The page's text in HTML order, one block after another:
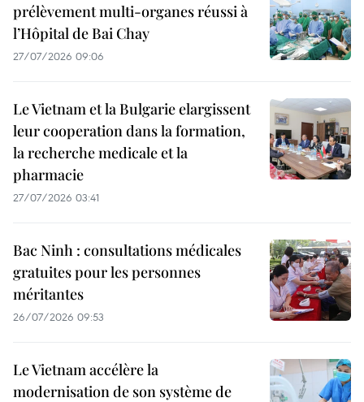
prélèvement multi-organes réussi à
l’Hôpital de Bai Chay
27/07/2026 09:06
Le Vietnam et la Bulgarie elargissent
leur cooperation dans la formation,
la recherche medicale et la
pharmacie
27/07/2026 03:41
Bac Ninh : consultations médicales
gratuites pour les personnes
méritantes
26/07/2026 09:53
Le Vietnam accélère la
modernisation de son système de